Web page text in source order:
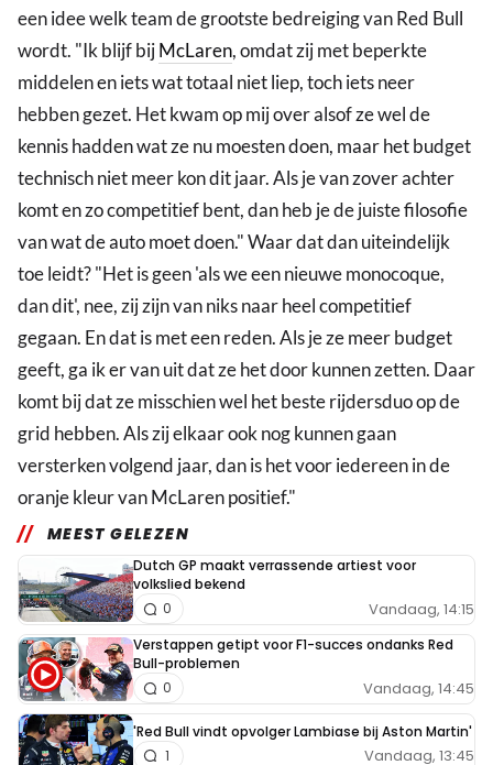
een idee welk team de grootste bedreiging van Red Bull
wordt. "Ik blijf bijMcLaren, omdat zij met beperkte
middelen en iets wat totaal niet liep, toch iets neer
hebben gezet. Het kwam op mij over alsof ze wel de
kennis hadden wat ze nu moesten doen, maar het budget
technisch niet meer kon dit jaar. Als je van zover achter
komt en zo competitief bent, dan heb je de juiste filosofie
van wat de auto moet doen." Waar dat dan uiteindelijk
toe leidt? "Het is geen 'als we een nieuwe monocoque,
dan dit', nee, zij zijn van niks naar heel competitief
gegaan. En dat is met een reden. Als je ze meer budget
geeft, ga ik er van uit dat ze het door kunnen zetten. Daar
komt bij dat ze misschien wel het beste rijdersduo op de
grid hebben. Als zij elkaar ook nog kunnen gaan
versterken volgend jaar, dan is het voor iedereen in de
oranje kleur van McLaren positief."
MEEST GELEZEN
Dutch GP maakt verrassende artiest voor
volkslied bekend
Vandaag, 14:15
0
Verstappen getipt voor F1-succes ondanks Red
Bull-problemen
Vandaag, 14:45
0
'Red Bull vindt opvolger Lambiase bij Aston Martin'
Vandaag, 13:45
1